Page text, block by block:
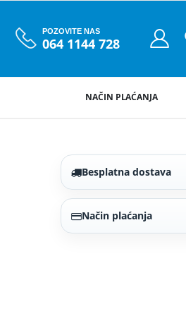
POZOVITE NAS
064 1144 728
NAČIN PLAĆANJA
Besplatna dostava
Način plaćanja